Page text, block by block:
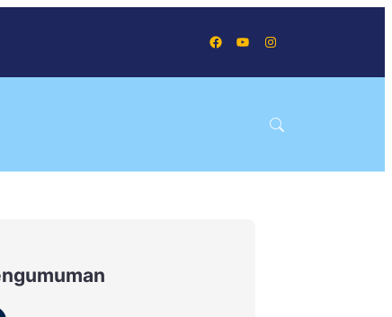
Facebook YouTube Instagram